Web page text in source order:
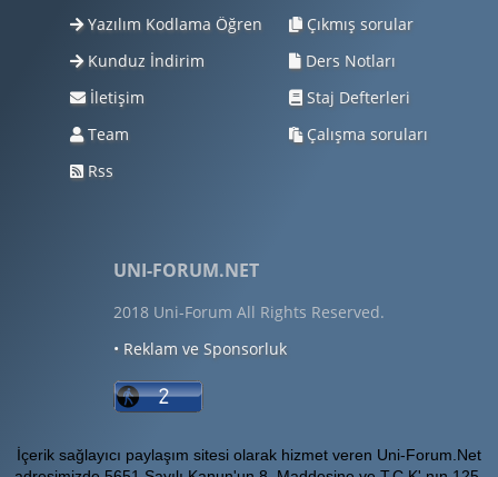
Yazılım Kodlama Öğren
Kunduz İndirim
İletişim
Team
Rss
Çıkmış sorular
Ders Notları
Staj Defterleri
Çalışma soruları
UNI-FORUM.NET
2018 Uni-Forum All Rights Reserved.
• Reklam ve Sponsorluk
İçerik sağlayıcı paylaşım sitesi olarak hizmet veren Uni-Forum.Net